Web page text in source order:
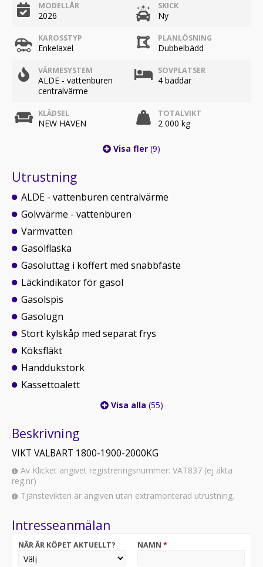
MODELLÅR
2026
SKICK
Ny
KAROSSTYP
Enkelaxel
PLANLÖSNING
Dubbelbädd
VÄRMESYSTEM
ALDE - vattenburen
centralvärme
SOVPLATSER
4 bäddar
KLÄDSEL
NEW HAVEN
TOTALVIKT
2 000 kg
Visa fler (9)
Utrustning
ALDE - vattenburen centralvärme
Golvvärme - vattenburen
Varmvatten
Gasolflaska
Gasoluttag i koffert med snabbfäste
Läckindikator för gasol
Gasolspis
Gasolugn
Stort kylskåp med separat frys
Köksfläkt
Handdukstork
Kassettoalett
Visa alla (55)
Beskrivning
VIKT VALBART 1800-1900-2000KG
Av Klicket angivet registreringsnummer: VAT837 (ej äkta
reg.nr)
Tjänstevikten är angiven utan extramonterad utrustning.
Intresseanmälan
NÄR ÄR KÖPET AKTUELLT? NAMN *